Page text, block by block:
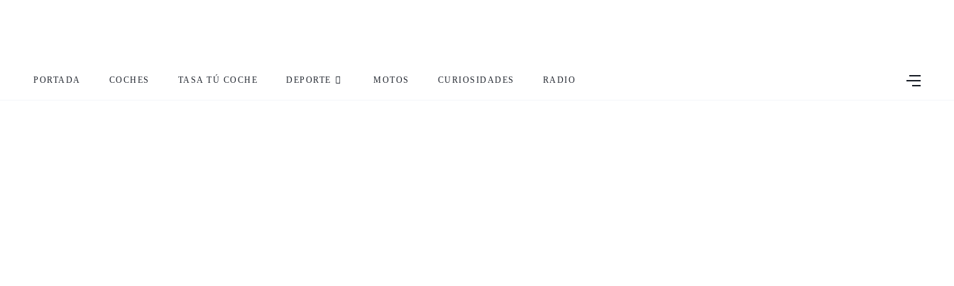
PORTADA COCHES TASA TÚ COCHE DEPORTE MOTOS CURIOSIDADES RADIO